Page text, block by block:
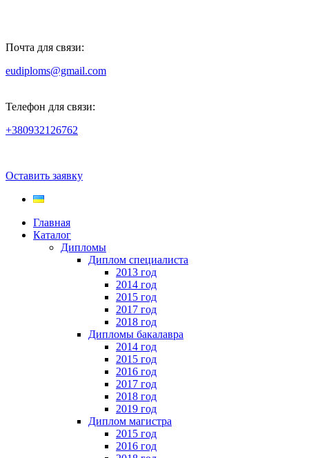
Почта для связи:
eudiploms@gmail.com
Телефон для связи:
+380932126762
Оставить заявку
Главная
Каталог
Дипломы
Диплом специалиста
2013 год
2014 год
2015 год
2017 год
2018 год
Дипломы бакалавра
2014 год
2015 год
2016 год
2017 год
2018 год
2019 год
Диплом магистра
2015 год
2016 год